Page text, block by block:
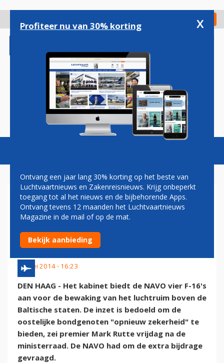
gaan
Check in
Magazine Podcasts Vacatures
F-16'S VOOR BEWAKEN
LUCHTRUIM BALTISCHE
LANDEN
23 mei 2014 - 16:23
DEN HAAG - Het kabinet biedt de NAVO vier F-16's
aan voor de bewaking van het luchtruim boven de
Baltische staten. De inzet is bedoeld om de
oostelijke bondgenoten "opnieuw zekerheid" te
bieden, zei premier Mark Rutte vrijdag na de
ministerraad. De NAVO had om de extra bijdrage
gevraagd.
Profiteer nu van 30% korting x
Ontvang een jaar lang 30% korting op het beste van
Luchtvaartnieuws en Zakenreisnieuws. Krijg onbeperkt
toegang tot al het nieuws en de bijbehorende Apps.
Ontvang tevens 12 maanden het Luchtvaartnieuws
Magazine in de mail of op de mat.
Bekijk aanbieding